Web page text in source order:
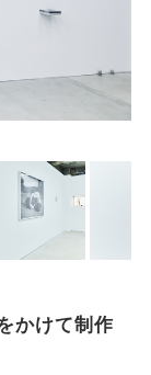
かけて制作